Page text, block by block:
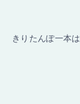
きりたんぽ一本